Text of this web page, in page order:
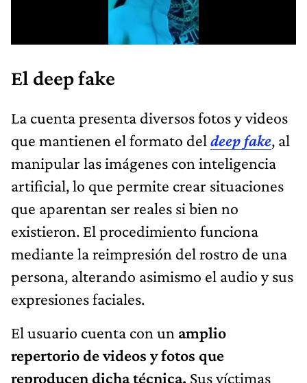
El deep fake
La cuenta presenta diversos fotos y videos
que mantienen el formato del deep fake, al
manipular las imágenes con inteligencia
artificial, lo que permite crear situaciones
que aparentan ser reales si bien no
existieron. El procedimiento funciona
mediante la reimpresión del rostro de una
persona, alterando asimismo el audio y sus
expresiones faciales.
El usuario cuenta con un amplio
repertorio de videos y fotos que
reproducen dicha técnica. Sus víctimas